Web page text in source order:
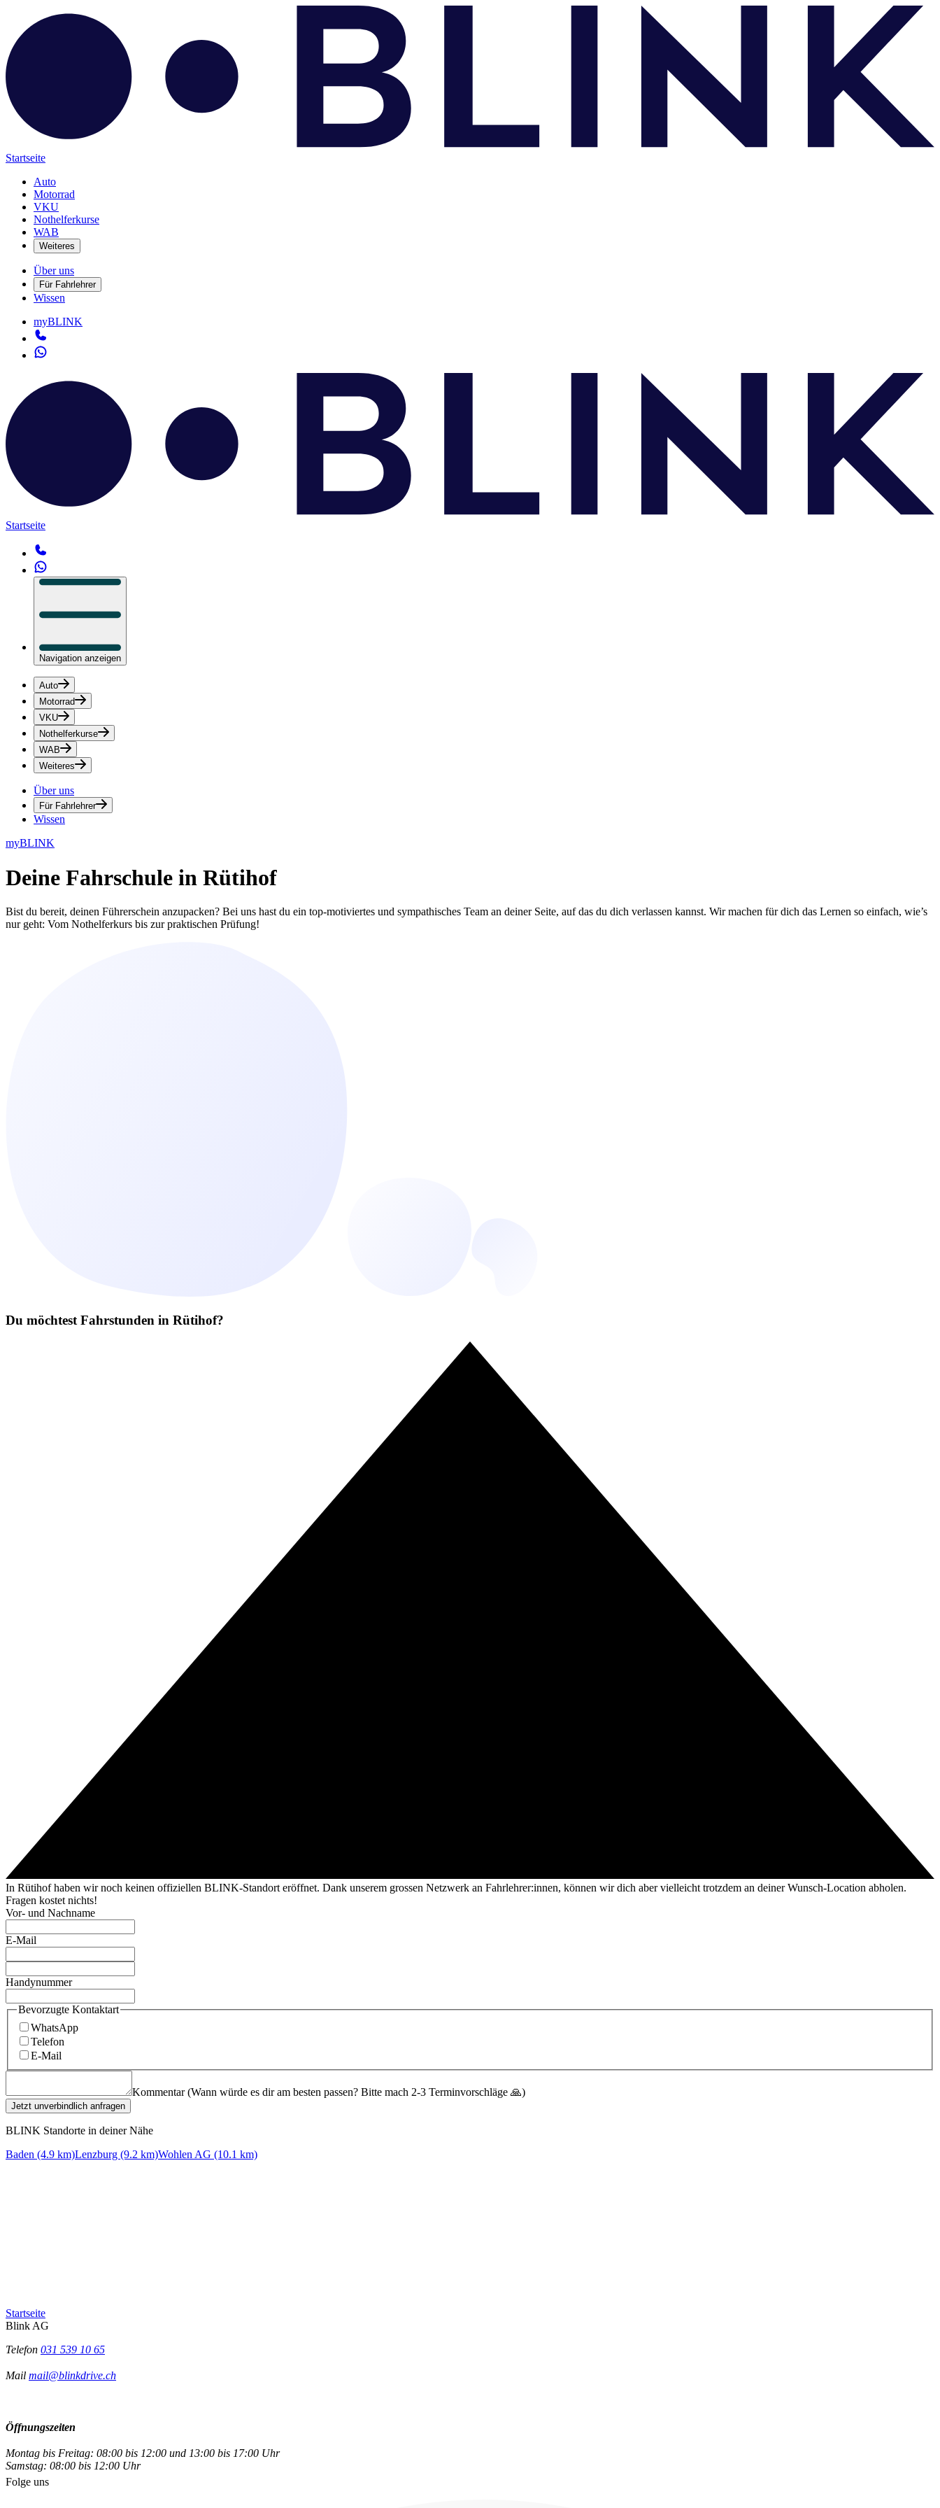
Startseite
Auto
Motorrad
VKU
Nothelferkurse
WAB
Weiteres
Über uns
Für Fahrlehrer
Wissen
myBLINK
Startseite
Navigation anzeigen
Auto
Motorrad
VKU
Nothelferkurse
WAB
Weiteres
Über uns
Für Fahrlehrer
Wissen
myBLINK
Deine Fahrschule in Rütihof
Bist du bereit, deinen Führerschein anzupacken? Bei uns hast du ein top-motiviertes und sympathisches Team an deiner Seite, auf das du dich verlassen kannst. Wir machen für dich das Lernen so einfach, wie’s
nur geht: Vom Nothelferkurs bis zur praktischen Prüfung!
Du möchtest Fahrstunden in Rütihof?
In Rütihof haben wir noch keinen offiziellen BLINK-Standort eröffnet. Dank unserem grossen Netzwerk an Fahrlehrer:innen, können wir dich aber vielleicht trotzdem an deiner Wunsch-Location abholen.
Fragen kostet nichts!
Vor- und Nachname
E-Mail
Handynummer
Bevorzugte Kontaktart
WhatsApp
Telefon
E-Mail
Kommentar (Wann würde es dir am besten passen? Bitte mach 2-3 Terminvorschläge 🙏)
Jetzt unverbindlich anfragen
BLINK Standorte in deiner Nähe
Baden (4.9 km)Lenzburg (9.2 km)Wohlen AG (10.1 km)
Startseite
Blink AG
Telefon 031 539 10 65
Mail mail@blinkdrive.ch
Öffnungszeiten
Montag bis Freitag: 08:00 bis 12:00 und 13:00 bis 17:00 Uhr
Samstag: 08:00 bis 12:00 Uhr
Folge uns